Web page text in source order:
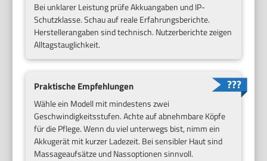
Bei unklarer Leistung prüfe Akkuangaben und IP-
Schutzklasse. Schau auf reale Erfahrungsberichte.
Herstellerangaben sind technisch. Nutzerberichte zeigen
Alltagstauglichkeit.
Praktische Empfehlungen
Wähle ein Modell mit mindestens zwei
Geschwindigkeitsstufen. Achte auf abnehmbare Köpfe
für die Pflege. Wenn du viel unterwegs bist, nimm ein
Akkugerät mit kurzer Ladezeit. Bei sensibler Haut sind
Massageaufsätze und Nassoptionen sinnvoll.